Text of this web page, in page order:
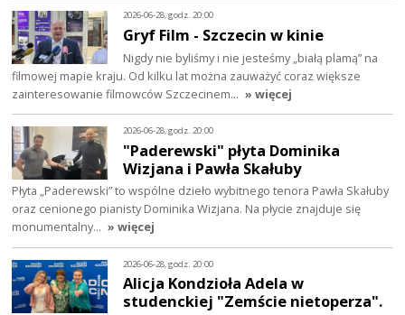
2026-06-28, godz. 20:00
Gryf Film - Szczecin w kinie
Nigdy nie byliśmy i nie jesteśmy „białą plamą” na
filmowej mapie kraju. Od kilku lat można zauważyć coraz większe
zainteresowanie filmowców Szczecinem… » więcej
2026-06-28, godz. 20:00
"Paderewski" płyta Dominika
Wizjana i Pawła Skałuby
Płyta „Paderewski” to wspólne dzieło wybitnego tenora Pawła Skałuby
oraz cenionego pianisty Dominika Wizjana. Na płycie znajduje się
monumentalny… » więcej
2026-06-28, godz. 20:00
Alicja Kondzioła Adela w
studenckiej "Zemście nietoperza".